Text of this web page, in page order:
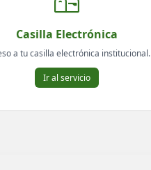
Casilla Electrónica
a tu casilla electrónica institucional.
Ir al servicio